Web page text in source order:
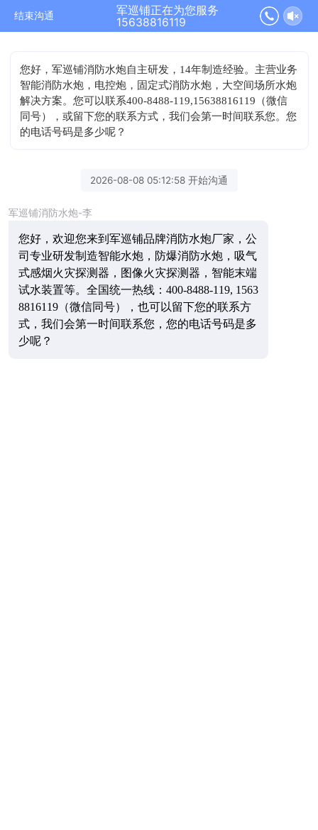
结束沟通
军巡铺正在为您服务
15638816119
您好，军巡铺消防水炮自主研发，14年制造经验。主营业务
智能消防水炮，电控炮，固定式消防水炮，大空间场所水炮
解决方案。您可以联系400-8488-119,15638816119（微信
同号），或留下您的联系方式，我们会第一时间联系您。您
的电话号码是多少呢？
2026-08-08 05:12:58 开始沟通
军巡铺消防水炮-李
您好，欢迎您来到军巡铺品牌消防水炮厂家，公
司专业研发制造智能水炮，防爆消防水炮，吸气
式感烟火灾探测器，图像火灾探测器，智能末端
试水装置等。全国统一热线：400-8488-119, 1563
8816119（微信同号），也可以留下您的联系方
式，我们会第一时间联系您，您的电话号码是多
少呢？